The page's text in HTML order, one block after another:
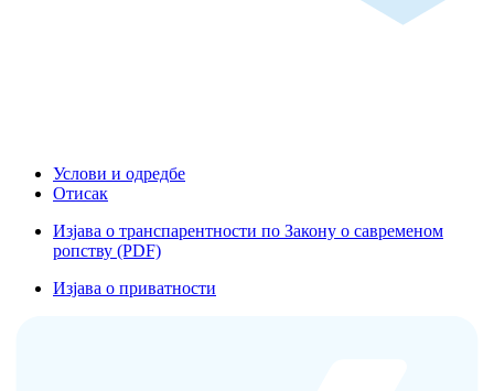
Услови и одредбе
Отисак
Изјава о транспарентности по Закону о савременом
ропству (PDF)
Изјава о приватности